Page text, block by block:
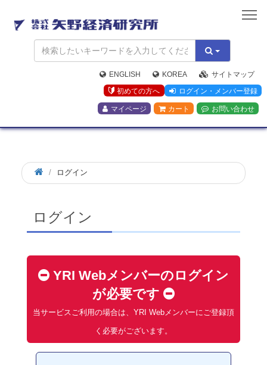
矢
野
経
済
研
究
所
ENGLISH KOREA
サイトマップ
初めての方へ
ログイン・メンバー登録
マイページ カート お問い合わせ
ログイン
ログイン
YRI Webメンバーのログイン
が必要です
当サービスご利用の場合は、YRI Webメンバーにご登録頂
く必要がございます。